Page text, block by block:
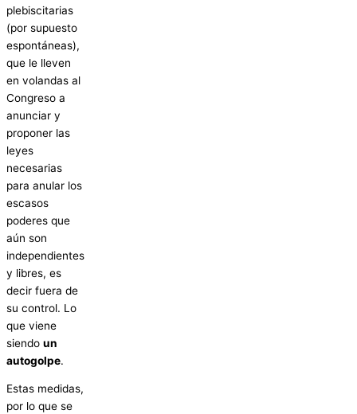
plebiscitarias
(por supuesto
espontáneas),
que le lleven
en volandas al
Congreso a
anunciar y
proponer las
leyes
necesarias
para anular los
escasos
poderes que
aún son
independientes
y libres, es
decir fuera de
su control. Lo
que viene
siendo un
autogolpe.
Estas medidas,
por lo que se